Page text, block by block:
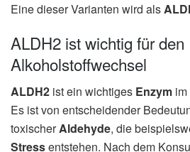
Eine dieser Varianten wird als
ALDH2 ist wichtig für den
Alkoholstoffwechsel
ALDH2 ist ein wichtiges Enzym
Es ist von entscheidender
toxischerAldehyde, die
Stressentstehen. Nach dem